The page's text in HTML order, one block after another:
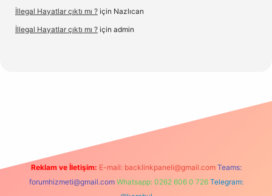
İllegal Hayatlar çıktı mı ? için Nazlıcan
İllegal Hayatlar çıktı mı ? için admin
Reklam ve İletişim: E-mail: backlinkpaneli@gmail.com Teams:
forumhizmeti@gmail.com Whatsapp: 0262 606 0 726 Telegram: